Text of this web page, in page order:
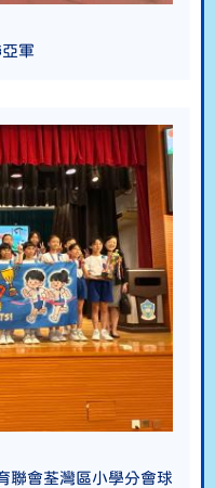
軍
聯會荃灣區小學分會球